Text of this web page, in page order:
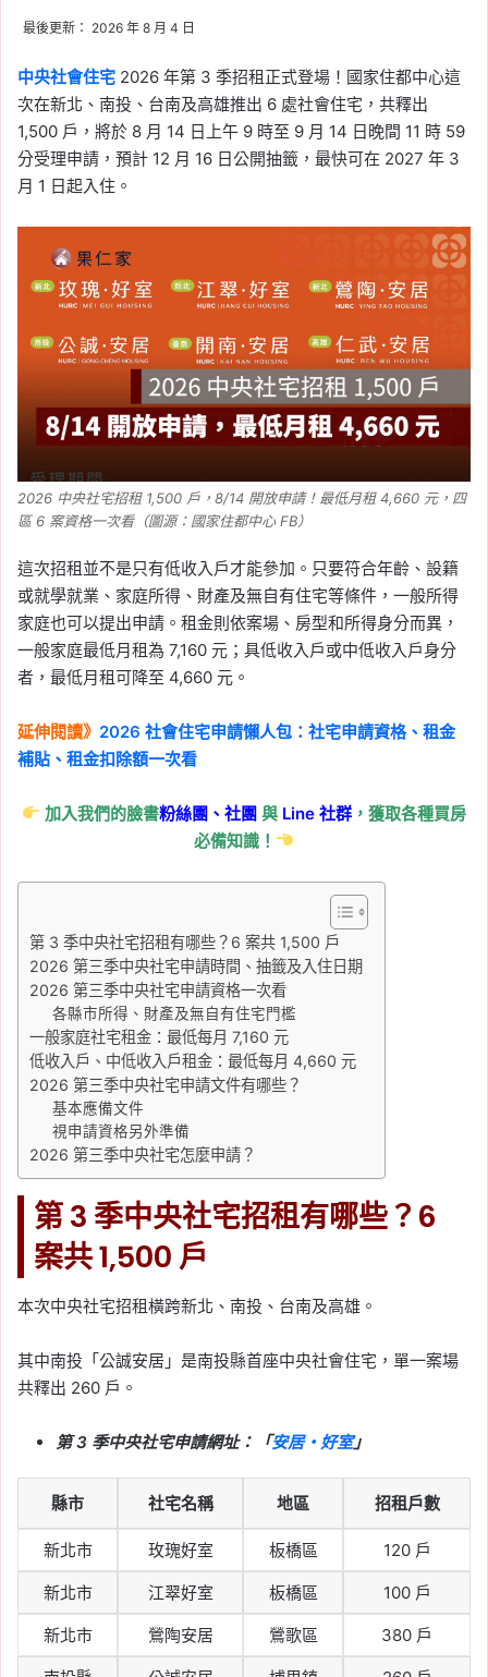
最後更新： 2026 年 8 月 4 日
中央社會住宅 2026 年第 3 季招租正式登場！國家住都中心這
次在新北、南投、台南及高雄推出 6 處社會住宅，共釋出
1,500 戶，將於 8 月 14 日上午 9 時至 9 月 14 日晚間 11 時 59
分受理申請，預計 12 月 16 日公開抽籤，最快可在 2027 年 3
月 1 日起入住。
2026 中央社宅招租 1,500 戶，8/14 開放申請！最低月租 4,660 元，四
區 6 案資格一次看（圖源：國家住都中心 FB）
這次招租並不是只有低收入戶才能參加。只要符合年齡、設籍
或就學就業、家庭所得、財產及無自有住宅等條件，一般所得
家庭也可以提出申請。租金則依案場、房型和所得身分而異，
一般家庭最低月租為 7,160 元；具低收入戶或中低收入戶身分
者，最低月租可降至 4,660 元。
延伸閱讀》 2026 社會住宅申請懶人包：社宅申請資格、租金
補貼、租金扣除額一次看
加入我們的臉書粉絲團、社團與 Line社群 ，獲取各種買房
必備知識！
第 3 季中央社宅招租有哪些？6 案共 1,500 戶
2026 第三季中央社宅申請時間、抽籤及入住日期
2026 第三季中央社宅申請資格一次看
各縣市所得、財產及無自有住宅門檻
一般家庭社宅租金：最低每月 7,160 元
低收入戶、中低收入戶租金：最低每月 4,660 元
2026 第三季中央社宅申請文件有哪些？
基本應備文件
視申請資格另外準備
2026 第三季中央社宅怎麼申請？
第 3 季中央社宅招租有哪些？6
案共 1,500 戶
本次中央社宅招租橫跨新北、南投、台南及高雄。
其中南投「公誠安居」是南投縣首座中央社會住宅，單一案場
共釋出 260 戶。
第 3 季中央社宅申請網址：「安居・好室」
縣市 社宅名稱 地區 招租戶數
新北市 玫瑰好室 板橋區 120 戶
新北市 江翠好室 板橋區 100 戶
新北市 鶯陶安居 鶯歌區 380 戶